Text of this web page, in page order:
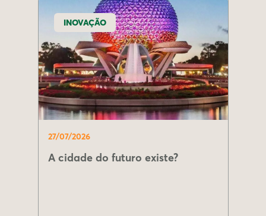
INOVAÇÃO
27/07/2026
A cidade do futuro existe?